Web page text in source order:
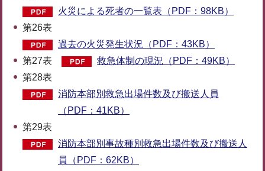
火災による死者の一覧表（PDF：98KB）
第26表
過去の火災発生状況（PDF：43KB）
第27表
救急体制の現況（PDF：49KB）
第28表
消防本部別救急出場件数及び搬送人員
（PDF：41KB）
第29表
消防本部別事故種別救急出場件数及び搬送人
員（PDF：62KB）